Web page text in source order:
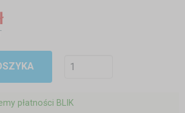
płatności BLIK